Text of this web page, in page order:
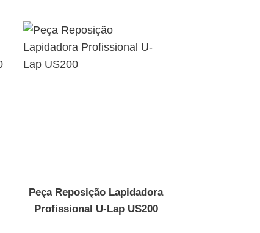
Peça Reposição Lapidadora
Profissional U-Lap US200